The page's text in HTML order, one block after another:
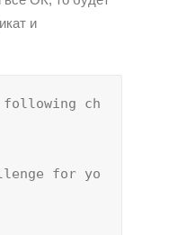
и
following ch
for yo